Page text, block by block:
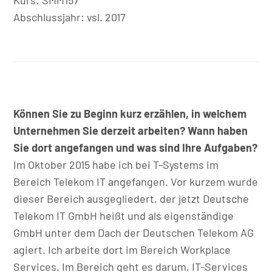
Abschlussjahr: vsl. 2017
Können Sie zu Beginn kurz erzählen, in welchem
Unternehmen Sie derzeit arbeiten? Wann haben
Sie dort angefangen und was sind Ihre Aufgaben?
Im Oktober 2015 habe ich bei T-Systems im
Bereich Telekom IT angefangen. Vor kurzem wurde
dieser Bereich ausgegliedert, der jetzt Deutsche
Telekom IT GmbH heißt und als eigenständige
GmbH unter dem Dach der Deutschen Telekom AG
agiert. Ich arbeite dort im Bereich Workplace
Services. Im Bereich geht es darum, IT-Services